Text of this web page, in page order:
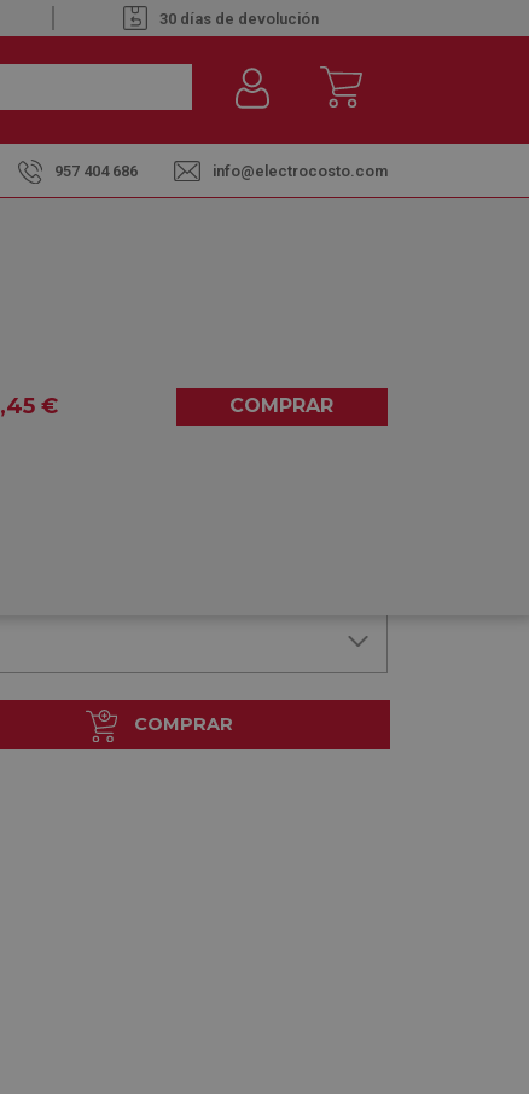
30 días de devolución
957 404 686 info@electrocosto.com
,45 € COMPRAR
COMPRAR